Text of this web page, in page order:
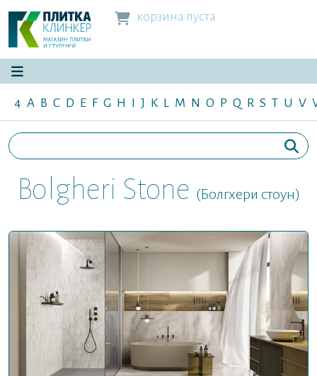
корзина пуста
4 A B C D E F G H I J K L M N O P Q R S T U V
Bolgheri Stone (Болгхери стоун)